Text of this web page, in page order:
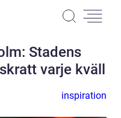
Stadens
varje kväll
inspiration